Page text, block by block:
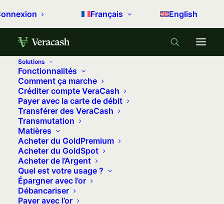
Français English
Solutions
Fonctionnalités
Comment ça marche
Créditer compte VeraCash
Payer avec la carte de débit
Transférer des VeraCash
Transmutation
Matières
Acheter du GoldPremium
Acheter du GoldSpot
Acheter de l’Argent
Quel est votre usage ?
Épargner avec l’or
Débancariser
Payer avec l’or
Accueil
Archive by Category "Gérer son argent"
(Page 10 )
Gérer son argent
Prenez de meilleures décisions en matière de
gestion d'argent, d'investissement et d'épargne.